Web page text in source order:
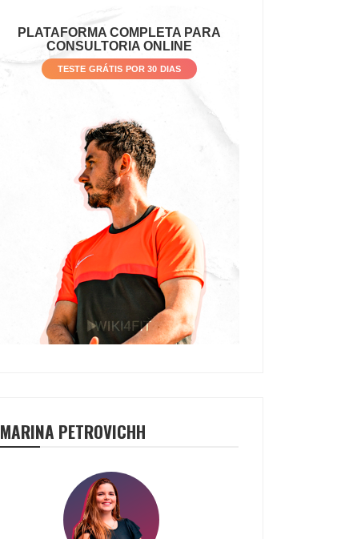
PLATAFORMA COMPLETA PARA
CONSULTORIA ONLINE
TESTE GRÁTIS POR 30 DIAS
MARINA PETROVICHH